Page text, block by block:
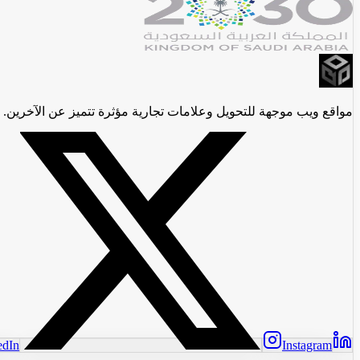
مواقع ويب موجهة للتحويل وعلامات تجارية مؤثرة تتميز عن الآخرين.
Instagram